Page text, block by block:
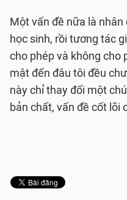
Một vấn đề nữa là
học sinh, rồi tương tác
cho phép và không cho
mật đến đâu tôi đều
này chỉ thay đổi một
bản chất, vấn đề cốt lõi